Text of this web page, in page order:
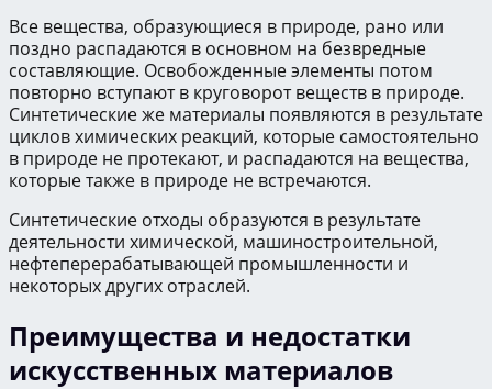
Все вещества, образующиеся в природе, рано или
поздно распадаются в основном на безвредные
составляющие. Освобожденные элементы потом
повторно вступают в круговорот веществ в природе.
Синтетические же материалы появляются в результате
циклов химических реакций, которые самостоятельно
в природе не протекают, и распадаются на вещества,
которые также в природе не встречаются.
Синтетические отходы образуются в результате
деятельности химической, машиностроительной,
нефтеперерабатывающей промышленности и
некоторых других отраслей.
Преимущества и недостатки
искусственных материалов